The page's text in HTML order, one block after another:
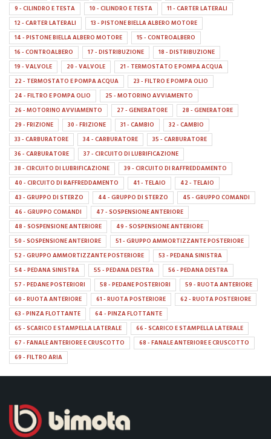
9 - CILINDRO E TESTA
10 - CILINDRO E TESTA
11 - CARTER LATERALI
12 - CARTER LATERALI
13 - PISTONE BIELLA ALBERO MOTORE
14 - PISTONE BIELLA ALBERO MOTORE
15 - CONTROALBERO
16 - CONTROALBERO
17 - DISTRIBUZIONE
18 - DISTRIBUZIONE
19 - VALVOLE
20 - VALVOLE
21 - TERMOSTATO E POMPA ACQUA
22 - TERMOSTATO E POMPA ACQUA
23 - FILTRO E POMPA OLIO
24 - FILTRO E POMPA OLIO
25 - MOTORINO AVVIAMENTO
26 - MOTORINO AVVIAMENTO
27 - GENERATORE
28 - GENERATORE
29 - FRIZIONE
30 - FRIZIONE 31 - CAMBIO
32 - CAMBIO
33 - CARBURATORE
34 - CARBURATORE
35 - CARBURATORE
36 - CARBURATORE
37 - CIRCUITO DI LUBRIFICAZIONE
38 - CIRCUITO DI LUBRIFICAZIONE
39 - CIRCUITO DI RAFFREDDAMENTO
40 - CIRCUITO DI RAFFREDDAMENTO
41 - TELAIO
42 - TELAIO
43 - GRUPPO DI STERZO
44 - GRUPPO DI STERZO
45 - GRUPPO COMANDI
46 - GRUPPO COMANDI
47 - SOSPENSIONE ANTERIORE
48 - SOSPENSIONE ANTERIORE
49 - SOSPENSIONE ANTERIORE
50 - SOSPENSIONE ANTERIORE
51 - GRUPPO AMMORTIZZANTE POSTERIORE
52 - GRUPPO AMMORTIZZANTE POSTERIORE
53 - PEDANA SINISTRA
54 - PEDANA SINISTRA
55 - PEDANA DESTRA
56 - PEDANA DESTRA
57 - PEDANE POSTERIORI
58 - PEDANE POSTERIORI
59 - RUOTA ANTERIORE
60 - RUOTA ANTERIORE
61 - RUOTA POSTERIORE
62 - RUOTA POSTERIORE
63 - PINZA FLOTTANTE
64 - PINZA FLOTTANTE
65 - SCARICO E STAMPELLA LATERALE
66 - SCARICO E STAMPELLA LATERALE
67 - FANALE ANTERIORE E CRUSCOTTO
68 - FANALE ANTERIORE E CRUSCOTTO
69 - FILTRO ARIA